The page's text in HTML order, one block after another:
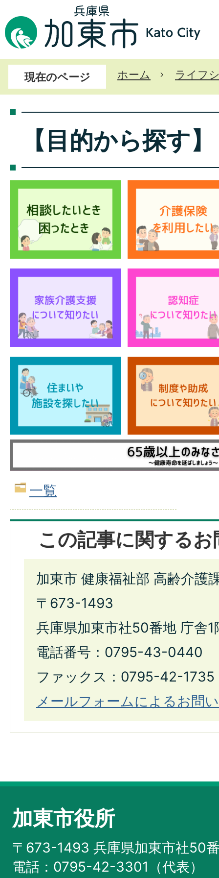
現在のページ ホーム ライフ
【目的から探す】
一覧
この記事に関する
加東市 健康福祉部 高齢介護
〒673-1493
兵庫県加東市社50番地 庁舎1
電話番号：0795-43-0440
ファックス：0795-42-1735
メールフォームによるお問
加東市役所
〒673-1493 兵庫県加東市社50
電話：0795-42-3301（代表）